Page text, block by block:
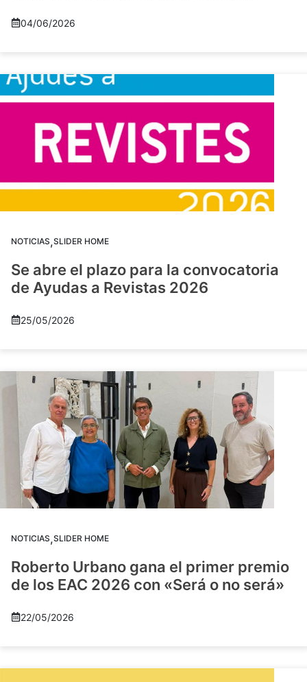
04/06/2026
NOTICIAS,SLIDER HOME
Se abre el plazo para la convocatoria
de Ayudas a Revistas 2026
25/05/2026
NOTICIAS,SLIDER HOME
Roberto Urbano gana el primer premio
de los EAC 2026 con «Será o no será»
22/05/2026